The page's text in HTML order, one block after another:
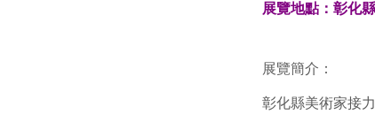
展覽地點：彰化
展覽簡介：
彰化縣美術家接